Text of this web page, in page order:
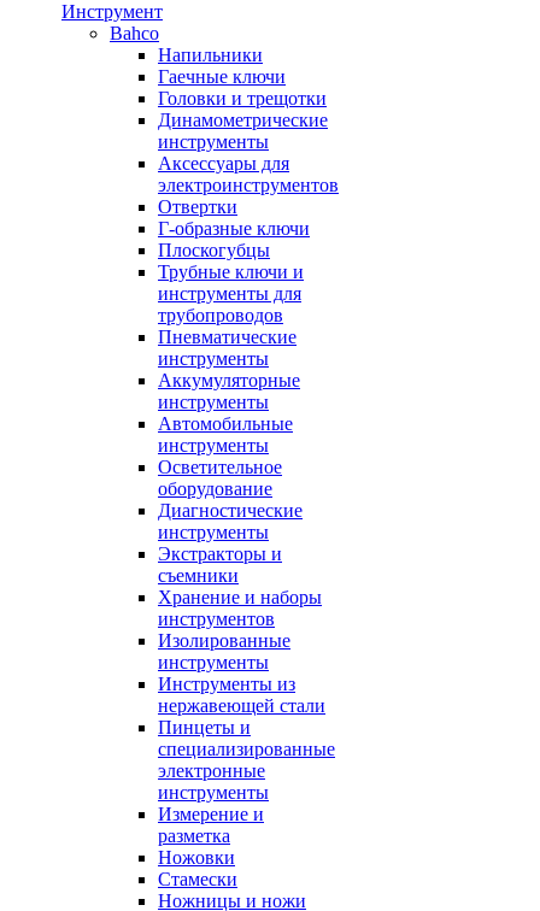
Инструмент
Bahco
Напильники
Гаечные ключи
Головки и трещотки
Динамометрические
инструменты
Аксессуары для
электроинструментов
Отвертки
Г-образные ключи
Плоскогубцы
Трубные ключи и
инструменты для
трубопроводов
Пневматические
инструменты
Аккумуляторные
инструменты
Автомобильные
инструменты
Осветительное
оборудование
Диагностические
инструменты
Экстракторы и
съемники
Хранение и наборы
инструментов
Изолированные
инструменты
Инструменты из
нержавеющей стали
Пинцеты и
специализированные
электронные
инструменты
Измерение и
разметка
Ножовки
Стамески
Ножницы и ножи